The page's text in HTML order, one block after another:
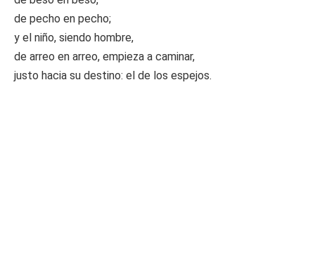
de pecho en pecho;
y el niño, siendo hombre,
de arreo en arreo, empieza a caminar,
justo hacia su destino: el de los espejos.